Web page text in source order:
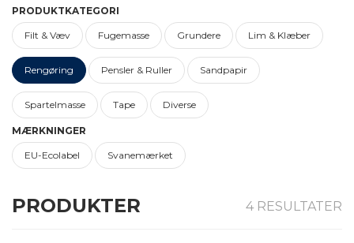
KLÆBER
& RULLER
PRODUKTKATEGORI
Filt & Væv Fugemasse Grundere Lim & Klæber
Rengøring Pensler & Ruller Sandpapir
Spartelmasse Tape Diverse
MÆRKNINGER
EU-Ecolabel Svanemærket
PRODUKTER 4 RESULTATER